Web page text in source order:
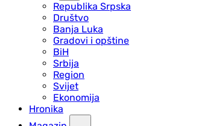
Republika Srpska
Društvo
Banja Luka
Gradovi i opštine
BiH
Srbija
Region
Svijet
Ekonomija
Hronika